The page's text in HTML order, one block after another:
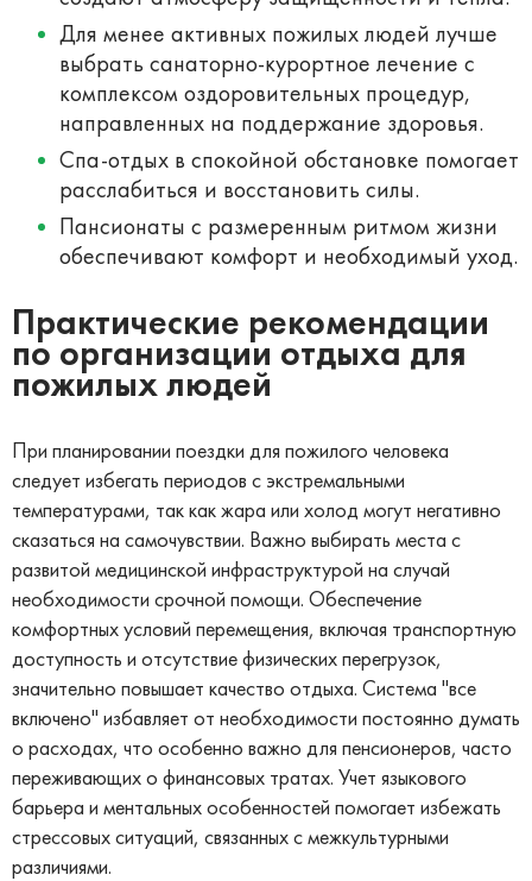
Для менее активных пожилых людей лучше
выбрать санаторно-курортное лечение с
комплексом оздоровительных процедур,
направленных на поддержание здоровья.
Спа-отдых в спокойной обстановке помогает
расслабиться и восстановить силы.
Пансионаты с размеренным ритмом жизни
обеспечивают комфорт и необходимый уход.
Практические рекомендации
по организации отдыха для
пожилых людей
При планировании поездки для пожилого человека
следует избегать периодов с экстремальными
температурами, так как жара или холод могут негативно
сказаться на самочувствии. Важно выбирать места с
развитой медицинской инфраструктурой на случай
необходимости срочной помощи. Обеспечение
комфортных условий перемещения, включая транспортную
доступность и отсутствие физических перегрузок,
значительно повышает качество отдыха. Система "все
включено" избавляет от необходимости постоянно думать
о расходах, что особенно важно для пенсионеров, часто
переживающих о финансовых тратах. Учет языкового
барьера и ментальных особенностей помогает избежать
стрессовых ситуаций, связанных с межкультурными
различиями.